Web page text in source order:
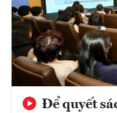
Để quyết